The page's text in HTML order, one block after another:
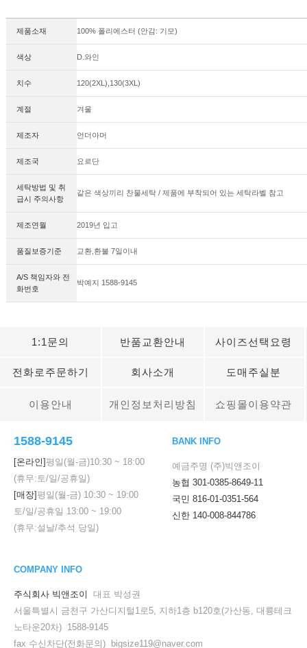
제품소재 100% 폴리에스터 (안감: 기모)
색상 D.와인
치수 120(2XL),130(3XL)
계절 겨울
제조자 언더아머
제조국 요르단
세탁방법 및 취
급시 주의사항
같은 색상끼리 찬물세탁 / 제품에 부착되어 있는 세탁라벨 참고
제조연월 2019년 입고
품질보증기준 교환,환불 7일이내
A/S 책임자와 전
화번호
박예지 1588-9145
1:1문의 반품교환안내 사이즈선택요령
전화로주문하기 회사소개 도매주실분
이용안내 개인정보처리방침 쇼핑몰이용약관
1588-9145
[온라인]평일(월-금)10:30 ~ 18:00
(휴무:토/일/공휴일)
[매장]평일(월-금) 10:30 ~ 19:00
토/일/공휴일 13:00 ~ 19:00
(휴무:설날/추석 당일)
BANK INFO
예금주명 (주)빅앤조이
농협 301-0385-8649-11
국민 816-01-0351-564
신한 140-008-844786
COMPANY INFO
주식회사 빅앤조이
대표 박성권
서울특별시 금천구 가산디지털1로5, 지하1층 b120호(가산동, 대륭테크
노타운20차) 1588-9145
fax 수신차단(전화문의) bigsize119@naver.com